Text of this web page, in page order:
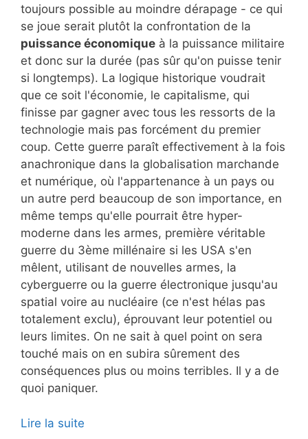
toujours possible au moindre dérapage - ce qui
se joue serait plutôt la confrontation de la
puissance économique à la puissance militaire
et donc sur la durée (pas sûr qu'on puisse tenir
si longtemps). La logique historique voudrait
que ce soit l'économie, le capitalisme, qui
finisse par gagner avec tous les ressorts de la
technologie mais pas forcément du premier
coup. Cette guerre paraît effectivement à la fois
anachronique dans la globalisation marchande
et numérique, où l'appartenance à un pays ou
un autre perd beaucoup de son importance, en
même temps qu'elle pourrait être hyper-
moderne dans les armes, première véritable
guerre du 3ème millénaire si les USA s'en
mêlent, utilisant de nouvelles armes, la
cyberguerre ou la guerre électronique jusqu'au
spatial voire au nucléaire (ce n'est hélas pas
totalement exclu), éprouvant leur potentiel ou
leurs limites. On ne sait à quel point on sera
touché mais on en subira sûrement des
conséquences plus ou moins terribles. Il y a de
quoi paniquer.
Lire la suite